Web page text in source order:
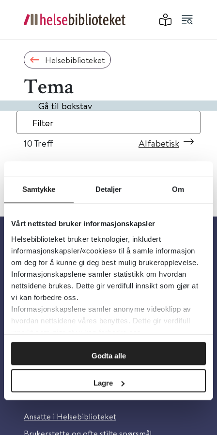
Samtykke Detaljer Om
Vårt nettsted bruker informasjonskapsler
Helsebiblioteket bruker teknologier, inkludert
informasjonskapsler/«cookies» til å samle informasjon
om deg for å kunne gi deg best mulig brukeropplevelse.
Informasjonskapslene samler statistikk om hvordan
nettsidene brukes. Dette gir verdifull innsikt som gjør at
vi kan forbedre oss.
Informasjonskapslene samler anonyme videoklipp av
hvordan nettsidene våres benyttes. Dette gir verdifull
innsikt som gjør at vi kan forbedre oss.
Godta alle
Lagre
Helsebiblioteket
Tema
Gå til bokstav
Filter
10 Treff Alfabetisk
Om oss
Om Helsebiblioteket
Personvern og informasjonskapsler
Tilgjengelighetserklæring
Information in English
Ansatte i Helsebiblioteket